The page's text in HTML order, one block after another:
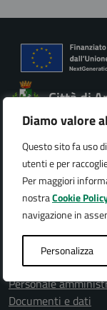
Diamo valore
Questo sito fa uso
utenti e per
Per maggiori
nostraCookie
navigazione in
Personalizza
Città di
AMMINISTRAZIONE
Organi di governo
Aree
Uffici
Enti e fondazioni
Politici
Personale
Documenti e dati